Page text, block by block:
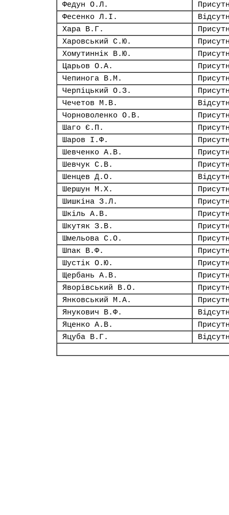
Федун О.Л.
Фесенко Л.І.
Хара В.Г.
Харовський С.Ю.
Хомутиннік В.Ю.
Царьов О.А.
Чепинога В.М.
Черпіцький О.З.
Чечетов М.В.
Чорноволенко О.В.
Шаго Є.П.
Шаров І.Ф.
Шевченко А.В.
Шевчук С.В.
Шенцев Д.О.
Шершун М.Х.
Шишкіна З.Л.
Шкіль А.В.
Шкутяк З.В.
Шмельова С.О.
Шпак В.Ф.
Шустік О.Ю.
Щербань А.В.
Яворівський В.О.
Янковський М.А.
Янукович В.Ф.
Яценко А.В.
Яцуба В.Г.